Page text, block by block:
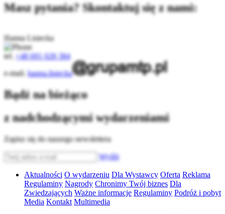
Masz pytania? Skontaktuj się z nami:
Hanna Lisiecka
tel.
+48 691 028 384
e-mail. hanna.lisiecka
Bądź na bieżąco
z nadchodzącymi wydarzeniami
Zapisz się do naszego newslettera
Wyślij
Aktualności O wydarzeniu Dla Wystawcy Oferta Reklama
Regulaminy Nagrody Chronimy Twój biznes Dla
Zwiedzających Ważne informacje Regulaminy Podróż i pobyt
Media Kontakt Multimedia